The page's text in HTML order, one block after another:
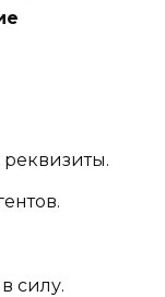
силу.